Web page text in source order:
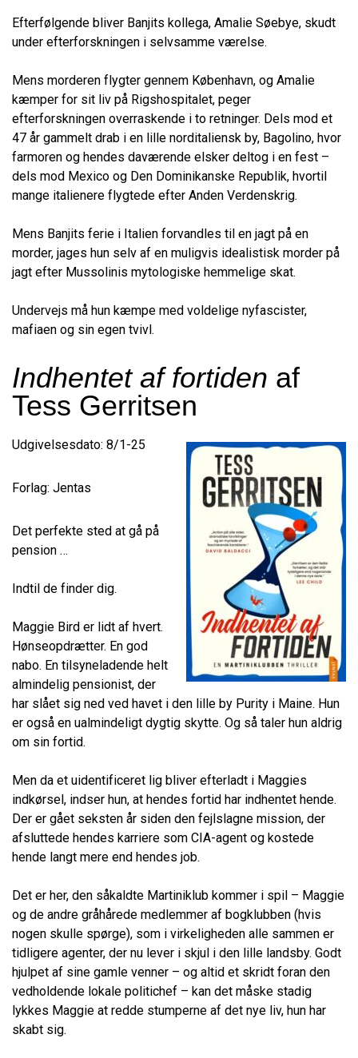
Efterfølgende bliver Banjits kollega, Amalie Søebye, skudt
under efterforskningen i selvsamme værelse.
Mens morderen flygter gennem København, og Amalie
kæmper for sit liv på Rigshospitalet, peger
efterforskningen overraskende i to retninger. Dels mod et
47 år gammelt drab i en lille norditaliensk by, Bagolino, hvor
farmoren og hendes daværende elsker deltog i en fest –
dels mod Mexico og Den Dominikanske Republik, hvortil
mange italienere flygtede efter Anden Verdenskrig.
Mens Banjits ferie i Italien forvandles til en jagt på en
morder, jages hun selv af en muligvis idealistisk morder på
jagt efter Mussolinis mytologiske hemmelige skat.
Undervejs må hun kæmpe med voldelige nyfascister,
mafiaen og sin egen tvivl.
Indhentet af fortiden af
Tess Gerritsen
Udgivelsesdato: 8/1-25
Forlag: Jentas
Det perfekte sted at gå på
pension …
Indtil de finder dig.
Maggie Bird er lidt af hvert.
Hønseopdrætter. En god
nabo. En tilsyneladende helt
almindelig pensionist, der
har slået sig ned ved havet i den lille by Purity i Maine. Hun
er også en ualmindeligt dygtig skytte. Og så taler hun aldrig
om sin fortid.
Men da et uidentificeret lig bliver efterladt i Maggies
indkørsel, indser hun, at hendes fortid har indhentet hende.
Der er gået seksten år siden den fejlslagne mission, der
afsluttede hendes karriere som CIA-agent og kostede
hende langt mere end hendes job.
Det er her, den såkaldte Martiniklub kommer i spil – Maggie
og de andre gråhårede medlemmer af bogklubben (hvis
nogen skulle spørge), som i virkeligheden alle sammen er
tidligere agenter, der nu lever i skjul i den lille landsby. Godt
hjulpet af sine gamle venner – og altid et skridt foran den
vedholdende lokale politichef – kan det måske stadig
lykkes Maggie at redde stumperne af det nye liv, hun har
skabt sig.